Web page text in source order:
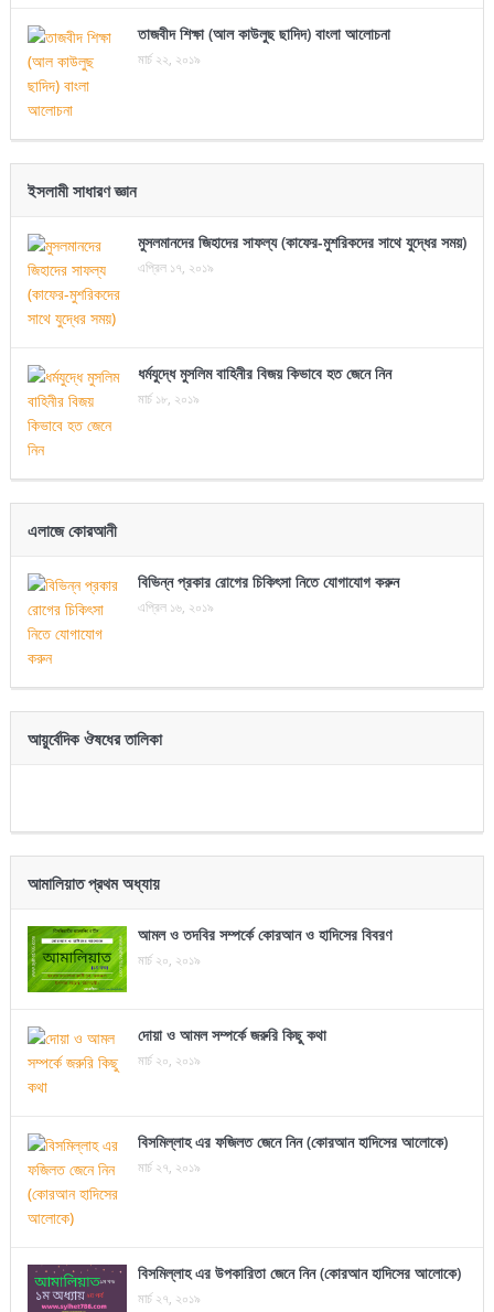
তাজবীদ শিক্ষা (আল কাউলুছ ছাদিদ) বাংলা আলোচনা
মার্চ ২২, ২০১৯
ইসলামী সাধারণ জ্ঞান
মুসলমানদের জিহাদের সাফল্য (কাফের-মুশরিকদের সাথে যুদ্ধের সময়)
এপ্রিল ১৭, ২০১৯
ধর্মযুদ্ধে মুসলিম বাহিনীর বিজয় কিভাবে হত জেনে নিন
মার্চ ১৮, ২০১৯
এলাজে কোরআনী
বিভিন্ন প্রকার রোগের চিকিৎসা নিতে যোগাযোগ করুন
এপ্রিল ১৬, ২০১৯
আয়ুর্বেদিক ঔষধের তালিকা
আমালিয়াত প্রথম অধ্যায়
আমল ও তদবির সম্পর্কে কোরআন ও হাদিসের বিবরণ
মার্চ ২০, ২০১৯
দোয়া ও আমল সম্পর্কে জরুরি কিছু কথা
মার্চ ২০, ২০১৯
বিসমিল্লাহ এর ফজিলত জেনে নিন (কোরআন হাদিসের আলোকে)
মার্চ ২৭, ২০১৯
বিসমিল্লাহ এর উপকারিতা জেনে নিন (কোরআন হাদিসের আলোকে)
মার্চ ২৭, ২০১৯